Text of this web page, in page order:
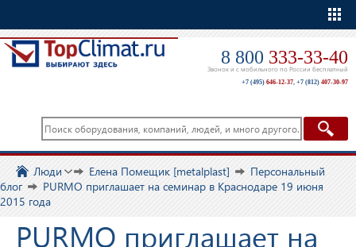
8 800 333-33-40
Звонок и с мобильного по России бесплатный
+7 (495) 646-12-37, +7 (812) 407-30-97
Люди Елена Помещик [metalplast]
Персональный
блог
PURMO приглашает на семинар в Краснодаре 19 июня
2015 года
PURMO приглашает на